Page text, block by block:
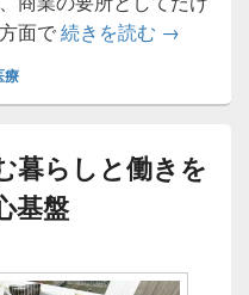
面で続きを読む 田町で支
→
療
暮らしと働きを
基盤